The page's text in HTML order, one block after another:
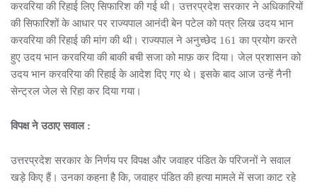
करवरिया की रिहाई लिए सिफारिश की गई थी। उत्तरप्रदेश सरकार ने अधिकारियों
की सिफारिशों के आधार पर राज्यपाल आनंदी बेन पटेल को पत्र लिख उदय भान
करवरिया की रिहाई की मांग की थी। राज्यपाल ने अनुच्छेद 161 का प्रयोग करते
हुए उदय भान करवरिया की बाकी बची सजा को माफ़ कर दिया। जेल प्रशासन को
उदय भान करवरिया की रिहाई के आदेश दिए गए थे। इसके बाद आज उन्हें नैनी
सेन्ट्रल जेल से रिहा कर दिया गया।
विपक्ष ने उठाए सवाल :
उत्तरप्रदेश सरकार के निर्णय पर विपक्ष और जवाहर पंडित के परिजनों ने सवाल
खड़े किए हैं। उनका कहना है कि, जवाहर पंडित की हत्या मामले में सजा काट रहे